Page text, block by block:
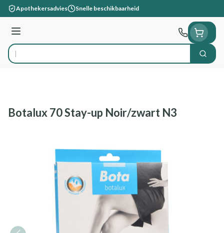
Ga naar de inhoud
Apothekersadvies Snelle beschikbaarheid
Menu
Product, merk, categorie... Zoek
Botalux 70 Stay-up Noir/zwart N3